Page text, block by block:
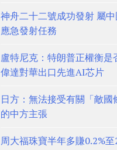
神舟二十二號成功發射 屬
應急發射任務
盧特尼克：特朗普正權衡是
偉達對華出口先進AI芯片
日方：無法接受有關「敵國
的中方主張
周大福珠寶半年多賺0.2%